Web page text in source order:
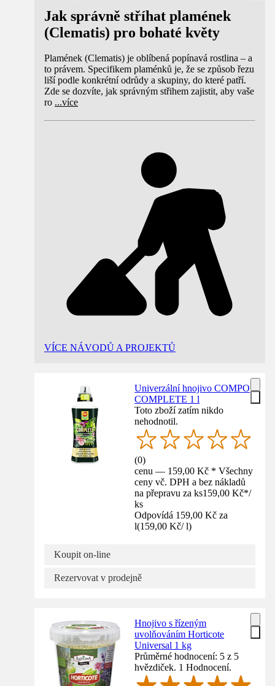
Jak správně stříhat plamének
(Clematis) pro bohaté květy
Plamének (Clematis) je oblíbená popínavá rostlina – a
to právem. Specifikem plaménků je, že se způsob řezu
liší podle konkrétní odrůdy a skupiny, do které patří.
Zde se dozvíte, jak správným střihem zajistit, aby vaše
ro ...více
VÍCE NÁVODŮ A PROJEKTŮ
Univerzální hnojivo COMPO
COMPLETE 1 l
Toto zboží zatím nikdo
nehodnotil.
(0)
cenu — 159,00 Kč * Všechny
ceny vč. DPH a bez nákladů
na přepravu za ks159,00 Kč*/
ks
Odpovídá 159,00 Kč za
l(159,00 Kč/ l)
Koupit on-line
Rezervovat v prodejně
Hnojivo s řízeným
uvolňováním Horticote
Universal 1 kg
Průměrné hodnocení: 5 z 5
hvězdiček. 1 Hodnocení.